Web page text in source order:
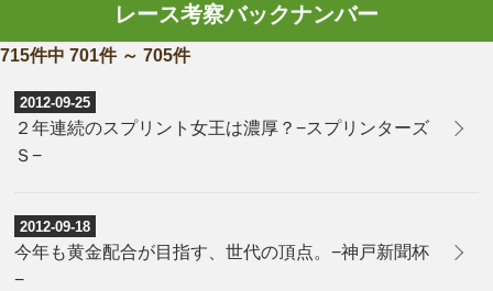
レース考察バックナンバー
715件中 701件 ～ 705件
2012-09-25
２年連続のスプリント女王は濃厚？−スプリンターズ
Ｓ−
2012-09-18
今年も黄金配合が目指す、世代の頂点。−神戸新聞杯
−